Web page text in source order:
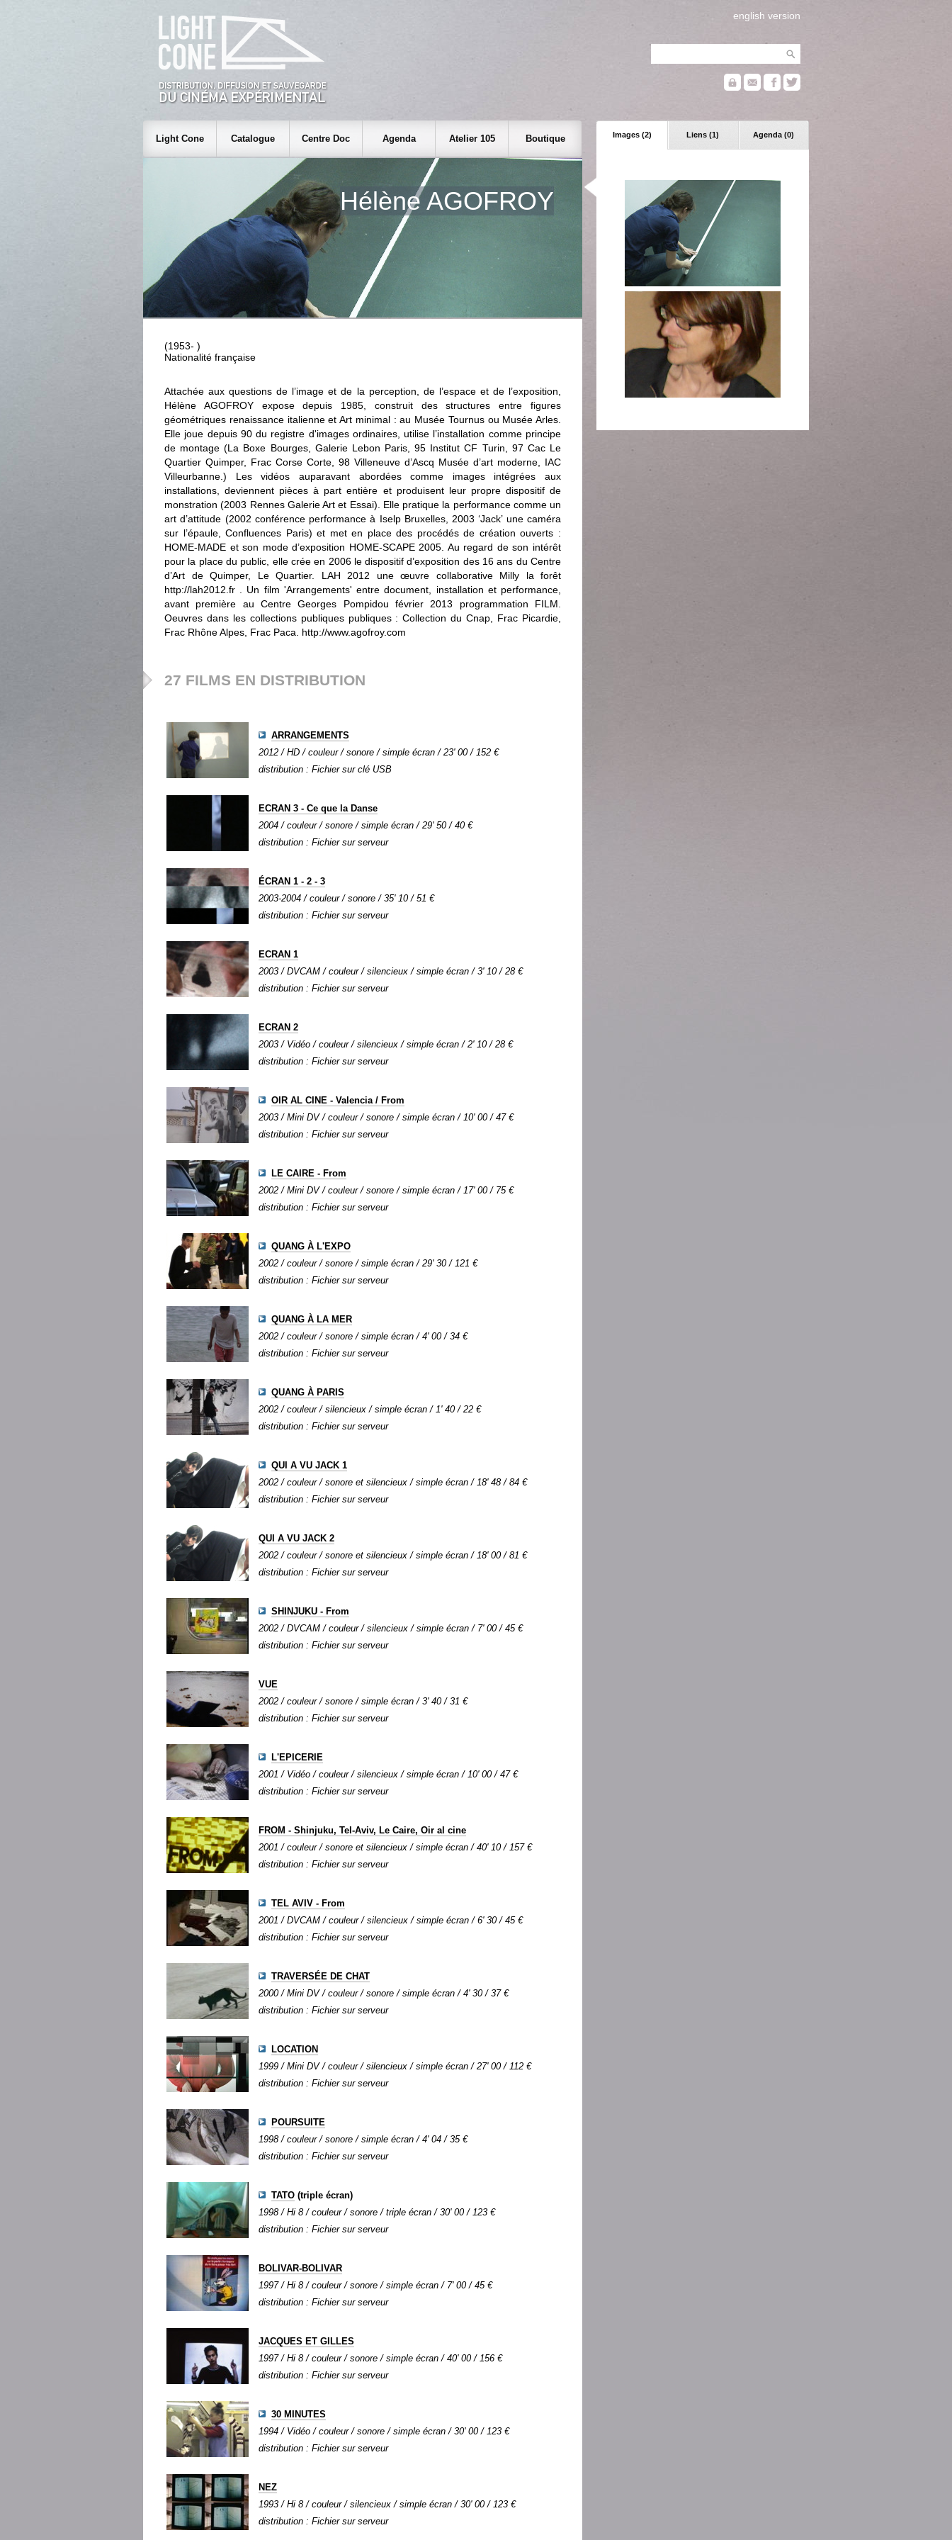
english version
Images (2) Liens (1) Agenda (0)
Light Cone Catalogue Centre Doc Agenda Atelier 105 Boutique
Hélène AGOFROY
(1953- )
Nationalité française
Attachée aux questions de l’image et de la perception, de l’espace et de l’exposition,
Hélène AGOFROY expose depuis 1985, construit des structures entre figures
géométriques renaissance italienne et Art minimal : au Musée Tournus ou Musée Arles.
Elle joue depuis 90 du registre d'images ordinaires, utilise l’installation comme principe
de montage (La Boxe Bourges, Galerie Lebon Paris, 95 Institut CF Turin, 97 Cac Le
Quartier Quimper, Frac Corse Corte, 98 Villeneuve d’Ascq Musée d’art moderne, IAC
Villeurbanne.) Les vidéos auparavant abordées comme images intégrées aux
installations, deviennent pièces à part entière et produisent leur propre dispositif de
monstration (2003 Rennes Galerie Art et Essai). Elle pratique la performance comme un
art d’attitude (2002 conférence performance à Iselp Bruxelles, 2003 ‘Jack’ une caméra
sur l’épaule, Confluences Paris) et met en place des procédés de création ouverts :
HOME-MADE et son mode d’exposition HOME-SCAPE 2005. Au regard de son intérêt
pour la place du public, elle crée en 2006 le dispositif d’exposition des 16 ans du Centre
d’Art de Quimper, Le Quartier. LAH 2012 une œuvre collaborative Milly la forêt
http://lah2012.fr . Un film 'Arrangements' entre document, installation et performance,
avant première au Centre Georges Pompidou février 2013 programmation FILM.
Oeuvres dans les collections publiques publiques : Collection du Cnap, Frac Picardie,
Frac Rhône Alpes, Frac Paca. http://www.agofroy.com
27 FILMS EN DISTRIBUTION
ARRANGEMENTS
2012 / HD / couleur / sonore / simple écran / 23' 00 / 152 €
distribution : Fichier sur clé USB
ECRAN 3 - Ce que la Danse
2004 / couleur / sonore / simple écran / 29' 50 / 40 €
distribution : Fichier sur serveur
ÉCRAN 1 - 2 - 3
2003-2004 / couleur / sonore / 35' 10 / 51 €
distribution : Fichier sur serveur
ECRAN 1
2003 / DVCAM / couleur / silencieux / simple écran / 3' 10 / 28 €
distribution : Fichier sur serveur
ECRAN 2
2003 / Vidéo / couleur / silencieux / simple écran / 2' 10 / 28 €
distribution : Fichier sur serveur
OIR AL CINE - Valencia / From
2003 / Mini DV / couleur / sonore / simple écran / 10' 00 / 47 €
distribution : Fichier sur serveur
LE CAIRE - From
2002 / Mini DV / couleur / sonore / simple écran / 17' 00 / 75 €
distribution : Fichier sur serveur
QUANG À L'EXPO
2002 / couleur / sonore / simple écran / 29' 30 / 121 €
distribution : Fichier sur serveur
QUANG À LA MER
2002 / couleur / sonore / simple écran / 4' 00 / 34 €
distribution : Fichier sur serveur
QUANG À PARIS
2002 / couleur / silencieux / simple écran / 1' 40 / 22 €
distribution : Fichier sur serveur
QUI A VU JACK 1
2002 / couleur / sonore et silencieux / simple écran / 18' 48 / 84 €
distribution : Fichier sur serveur
QUI A VU JACK 2
2002 / couleur / sonore et silencieux / simple écran / 18' 00 / 81 €
distribution : Fichier sur serveur
SHINJUKU - From
2002 / DVCAM / couleur / silencieux / simple écran / 7' 00 / 45 €
distribution : Fichier sur serveur
VUE
2002 / couleur / sonore / simple écran / 3' 40 / 31 €
distribution : Fichier sur serveur
L'EPICERIE
2001 / Vidéo / couleur / silencieux / simple écran / 10' 00 / 47 €
distribution : Fichier sur serveur
FROM - Shinjuku, Tel-Aviv, Le Caire, Oir al cine
2001 / couleur / sonore et silencieux / simple écran / 40' 10 / 157 €
distribution : Fichier sur serveur
TEL AVIV - From
2001 / DVCAM / couleur / silencieux / simple écran / 6' 30 / 45 €
distribution : Fichier sur serveur
TRAVERSÉE DE CHAT
2000 / Mini DV / couleur / sonore / simple écran / 4' 30 / 37 €
distribution : Fichier sur serveur
LOCATION
1999 / Mini DV / couleur / silencieux / simple écran / 27' 00 / 112 €
distribution : Fichier sur serveur
POURSUITE
1998 / couleur / sonore / simple écran / 4' 04 / 35 €
distribution : Fichier sur serveur
TATO (triple écran)
1998 / Hi 8 / couleur / sonore / triple écran / 30' 00 / 123 €
distribution : Fichier sur serveur
BOLIVAR-BOLIVAR
1997 / Hi 8 / couleur / sonore / simple écran / 7' 00 / 45 €
distribution : Fichier sur serveur
JACQUES ET GILLES
1997 / Hi 8 / couleur / sonore / simple écran / 40' 00 / 156 €
distribution : Fichier sur serveur
30 MINUTES
1994 / Vidéo / couleur / sonore / simple écran / 30' 00 / 123 €
distribution : Fichier sur serveur
NEZ
1993 / Hi 8 / couleur / silencieux / simple écran / 30' 00 / 123 €
distribution : Fichier sur serveur